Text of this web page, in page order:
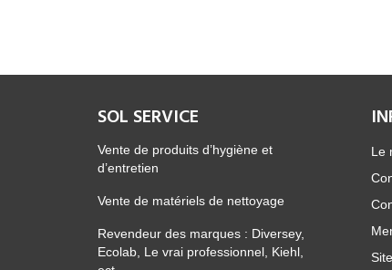
Le
SOL SERVICE
Vente de produits d’hygiène et
d’entretien
Vente de matériels de nettoyage
Revendeur des marques : Diversey,
Ecolab, Le vrai professionnel, Kiehl,